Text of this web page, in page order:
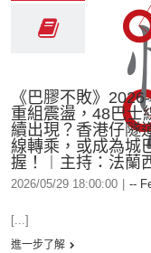
《巴膠不敗》
重組震盪，48巴士
續出現？香港仔隧
線轉乘，或成為城
握！︱主持：法蘭
2026/05/29 18:00:00 --
[...]
進一步了解